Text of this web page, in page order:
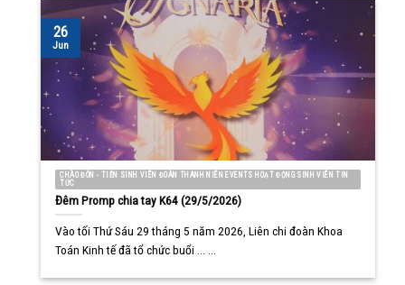
CHÀO ĐÓN - TIỄN SINH VIÊN ĐOÀN THANH NIÊN EVENTS HOẠT ĐỘNG SINH VIÊN TIN
TỨC
Đêm Promp chia tay K64 (29/5/2026)
Vào tối Thứ Sáu 29 tháng 5 năm 2026, Liên chi đoàn Khoa
Toán Kinh tế đã tổ chức buổi ... ...